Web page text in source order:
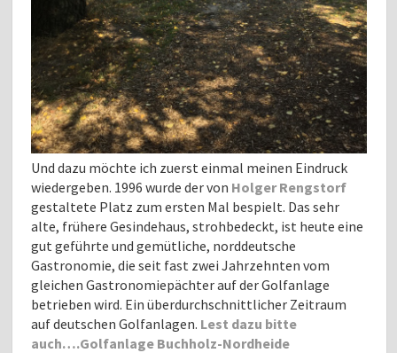
Und dazu möchte ich zuerst einmal meinen Eindruck
wiedergeben. 1996 wurde der von Holger Rengstorf
gestaltete Platz zum ersten Mal bespielt. Das sehr
alte, frühere Gesindehaus, strohbedeckt, ist heute eine
gut geführte und gemütliche, norddeutsche
Gastronomie, die seit fast zwei Jahrzehnten vom
gleichen Gastronomiepächter auf der Golfanlage
betrieben wird. Ein überdurchschnittlicher Zeitraum
auf deutschen Golfanlagen. Lest dazu bitte
auch….Golfanlage Buchholz-Nordheide